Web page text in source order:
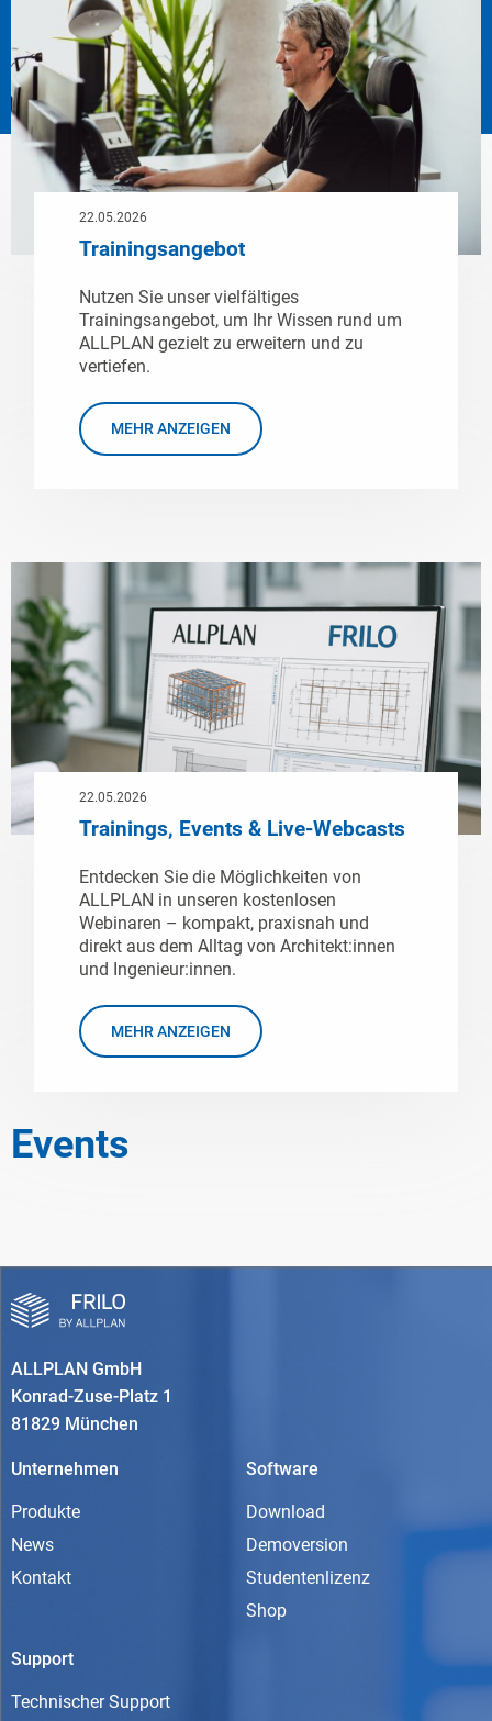
22.05.2026
Trainingsangebot
Nutzen Sie unser vielfältiges
Trainingsangebot, um Ihr Wissen rund um
ALLPLAN gezielt zu erweitern und zu
vertiefen.
MEHR ANZEIGEN
22.05.2026
Trainings, Events & Live-Webcasts
Entdecken Sie die Möglichkeiten von
ALLPLAN in unseren kostenlosen
Webinaren – kompakt, praxisnah und
direkt aus dem Alltag von Architekt:innen
und Ingenieur:innen.
MEHR ANZEIGEN
Events
ALLPLAN GmbH
Konrad-Zuse-Platz 1
81829 München
Unternehmen
Produkte
News
Kontakt
Software
Download
Demoversion
Studentenlizenz
Shop
Support
Technischer Support